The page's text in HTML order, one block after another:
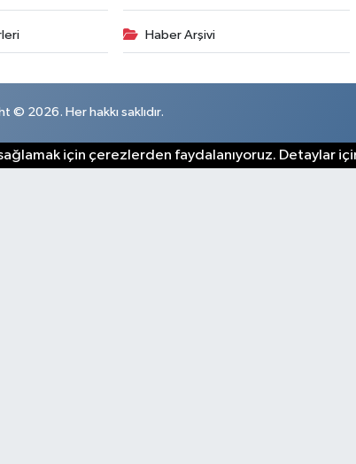
Haber Arşivi
© 2026. Her hakkı saklıdır.
için çerezlerden faydalanıyoruz. Detaylar